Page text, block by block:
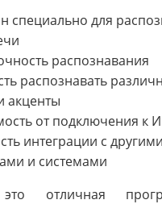
специально для
распознавания
распознавать
акценты
от подключения к
интеграции с другими
и системами
отличная